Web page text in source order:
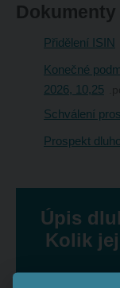
Přidělení ISIN
Konečné
2026, 10,25
Schválení
Prospekt
Úpis
Kolik